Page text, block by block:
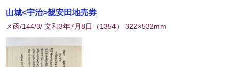
山城<宇治>親安田地売券
メ函/144/3/ 文和3年7月8日 （1354） 322×532mm